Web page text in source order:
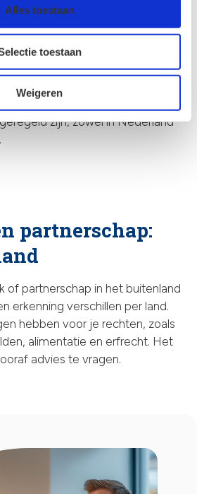
Alles toestaan
toestaan
Weigeren
huwelijk naar het buitenland en wilt
voorwaarden naar Nederlands
ervoor dat jouw huwelijkse
zijn, zowel in Nederland
partnerschap:
of partnerschap in het buitenland
erkenning verschillen per land.
hebben voor je rechten, zoals
alimentatie en erfrecht. Het
advies te vragen.